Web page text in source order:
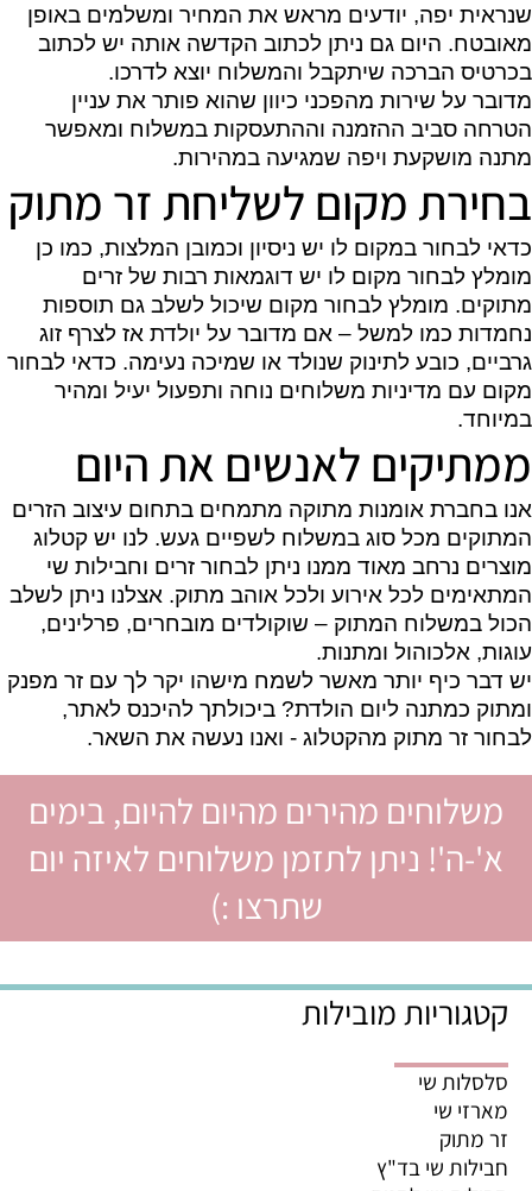
שנראית יפה, יודעים מראש את המחיר ומשלמים באופן
מאובטח. היום גם ניתן לכתוב הקדשה אותה יש לכתוב
בכרטיס הברכה שיתקבל והמשלוח יוצא לדרכו.
מדובר על שירות מהפכני כיוון שהוא פותר את עניין
הטרחה סביב ההזמנה וההתעסקות במשלוח ומאפשר
מתנה מושקעת ויפה שמגיעה במהירות.
בחירת מקום לשליחת זר מתוק
כדאי לבחור במקום לו יש ניסיון וכמובן המלצות, כמו כן
מומלץ לבחור מקום לו יש דוגמאות רבות של זרים
מתוקים. מומלץ לבחור מקום שיכול לשלב גם תוספות
נחמדות כמו למשל – אם מדובר על יולדת אז לצרף זוג
גרביים, כובע לתינוק שנולד או שמיכה נעימה. כדאי לבחור
מקום עם מדיניות משלוחים נוחה ותפעול יעיל ומהיר
במיוחד.
ממתיקים לאנשים את היום
אנו בחברת אומנות מתוקה מתמחים בתחום עיצוב הזרים
המתוקים מכל סוג במשלוח לשפיים געש. לנו יש קטלוג
מוצרים נרחב מאוד ממנו ניתן לבחור זרים וחבילות שי
המתאימים לכל אירוע ולכל אוהב מתוק. אצלנו ניתן לשלב
הכול במשלוח המתוק – שוקולדים מובחרים, פרלינים,
עוגות, אלכוהול ומתנות.
יש דבר כיף יותר מאשר לשמח מישהו יקר לך עם זר מפנק
ומתוק כמתנה ליום הולדת? ביכולתך להיכנס לאתר,
לבחור זר מתוק מהקטלוג - ואנו נעשה את השאר.
משלוחים מהירים מהיום להיום, בימים
א'-ה'! ניתן לתזמן משלוחים לאיזה יום
שתרצו :)
קטגוריות מובילות
סלסלות שי
מארזי שי
זר מתוק
חבילות שי בד"ץ